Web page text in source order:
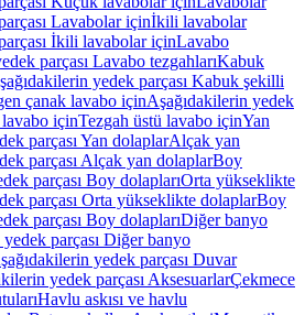
Lavabolar içinİkili lavabolar
İkili lavabolar içinLavabo
parçası Lavabo tezgahlarıKabuk
yedek parçası Kabuk şekilli
çanak lavabo içinAşağıdakilerin yedek
içinTezgah üstü lavabo içinYan
parçası Yan dolaplarAlçak yan
parçası Alçak yan dolaplarBoy
parçası Boy dolaplarıOrta yükseklikte
parçası Orta yükseklikte dolaplarBoy
parçası Boy dolaplarıDiğer banyo
parçası Diğer banyo
yedek parçası Duvar
yedek parçası AksesuarlarÇekmece
Havlu askısı ve havlu